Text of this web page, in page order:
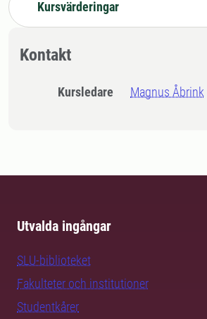
Kursvärderingar
Kontakt
Kursledare Magnus Åbrink
Utvalda ingångar
SLU-biblioteket
Fakulteter och institutioner
Studentkårer